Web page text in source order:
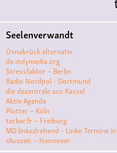
Literature
Monogamie
ismuskunst
VKqueer
ve#film
Seelenverwandt
Osnabrück alternativ
de.indymedia.org
Stressfaktor – Berlin
Radio Nordpol - Dortmund
die dezentrale aus Kassel
Aktie Agenda
Plotter – Köln
tacker.fr – Freiburg
MD linksdrehend - Linke Termine
rAuszeit – Hannover